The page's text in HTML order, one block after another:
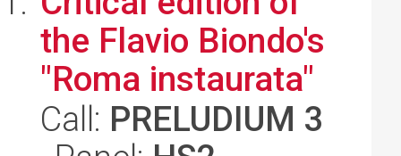
the Flavio Biondo's
"Roma instaurata"
Call: PRELUDIUM 3